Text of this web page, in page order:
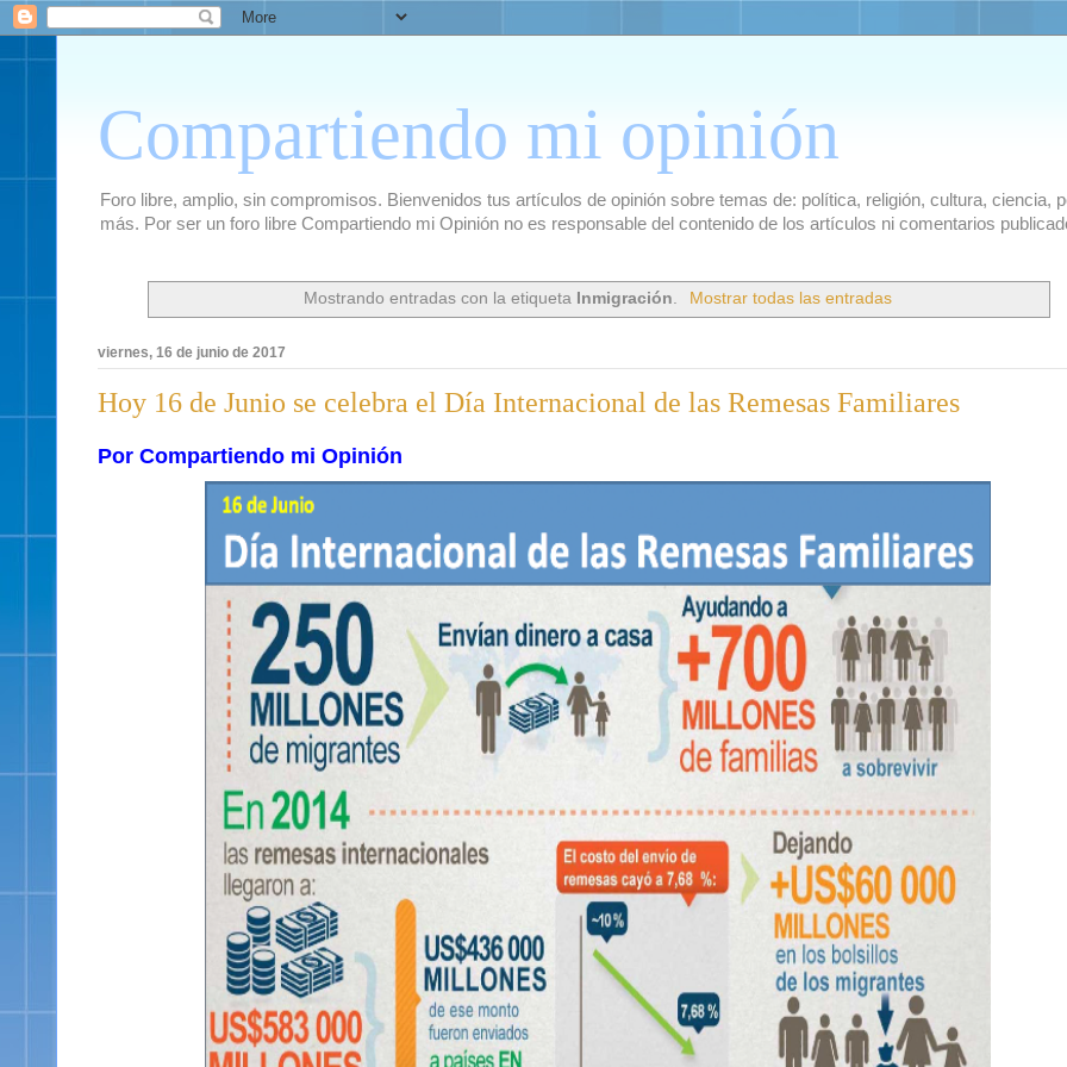
Compartiendo mi opinión
Foro libre, amplio, sin compromisos. Bienvenidos tus artículos de opinión sobre temas de: política, religión, cultura, ciencia,
más. Por ser un foro libre Compartiendo mi Opinión no es responsable del contenido de los artículos ni comentarios
Mostrando entradas con la etiqueta Inmigración. Mostrar todas las entradas
viernes, 16 de junio de 2017
Hoy 16 de Junio se celebra el Día Internacional de las Remesas Familiares
Por Compartiendo mi Opinión